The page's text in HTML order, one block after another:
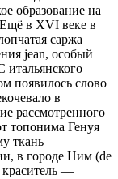
образование на
Ещё в XVI веке в
саржа
jean, особый
итальянского
появилось слово
в
рассмотренного
топонима Генуя
ткань
в городе Ним (de
краситель —